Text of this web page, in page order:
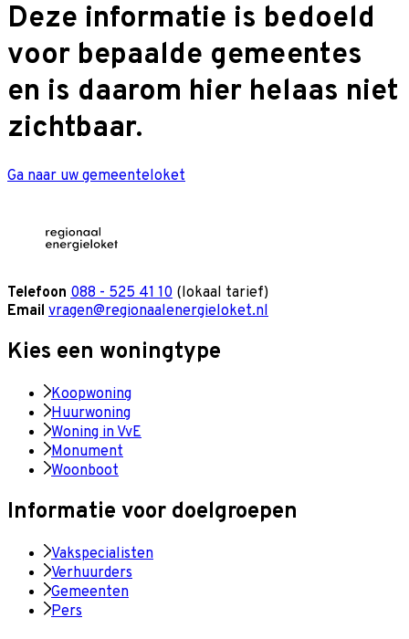
Deze informatie is bedoeld
voor bepaalde gemeentes
en is daarom hier helaas niet
zichtbaar.
Ga naar uw gemeenteloket
Telefoon 088 - 525 41 10 (lokaal tarief)
Email vragen@regionaalenergieloket.nl
Kies een woningtype
Koopwoning
Huurwoning
Woning in VvE
Monument
Woonboot
Informatie voor doelgroepen
Vakspecialisten
Verhuurders
Gemeenten
Pers